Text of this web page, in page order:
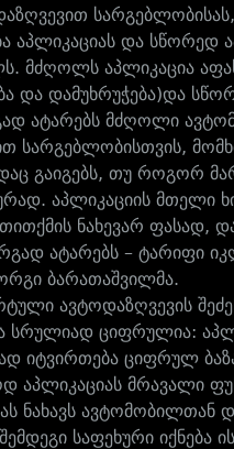
აპლიკაციას და სწორედ
მძღოლს აპლიკაცია
და დამუხრუჭება)და
ატარებს მძღოლი
სარგებლობისთვის,
გაიგებს, თუ როგორ
აპლიკაციის მთელი
ნახევარ ფასად,
ატარებს – ტარიფი
ბარათაშვილმა.
ავტოდაზღვევის
ციფრულია:
იტვირთება ციფრულ
აპლიკაციას მრავალი
ნახავს ავტომობილთან
საფეხური იქნება